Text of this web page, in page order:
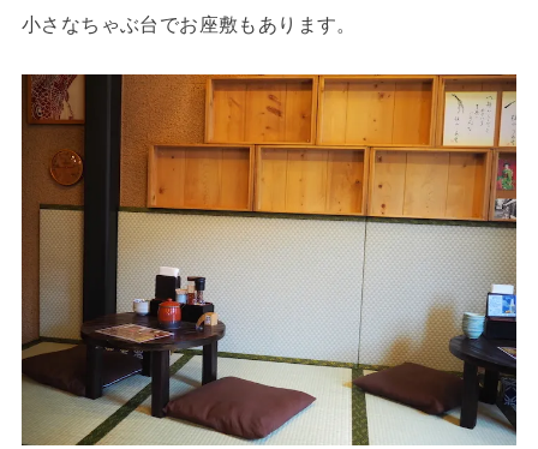
小さなちゃぶ台でお座敷もあります。